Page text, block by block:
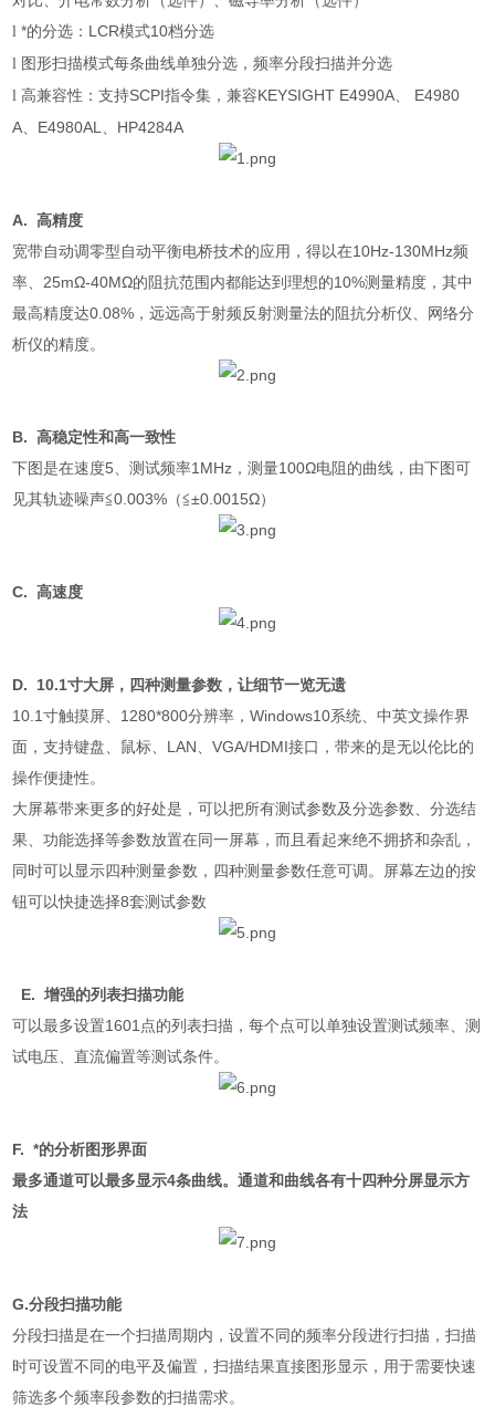
l *的分选： LCR模式10档分选
l 图形扫描模式每条曲线单独分选，频率分段扫描并分选
l 高兼容性：支持SCPI指令集，兼容KEYSIGHT E4990A
E4980
A
E4980AL HP4284A
A. 高精度
宽带自动调零型自动平衡电桥技术的应用，得以在10Hz-130MHz频
率、 25mΩ-40MΩ的阻抗范围内都能达到理想的10%测量精度，其中
最高精度达0.08% ，远远高于射频反射测量法的阻抗分析仪、网络分
析仪的精度。
B. 高稳定性和高一致性
下图是在速度5 、测试频率1MHz ，测量100Ω电阻的曲线，由下图可
见其轨迹噪声≦0.003% （≦±0.0015Ω）
C. 高速度
D. 10.1寸大屏，四种测量参数，让细节一览无遗
10.1寸触摸屏、 1280*800分辨率，Windows10系统、中英文操作界
面，支持键盘、鼠标、 LAN 、VGA/HDMI接口，带来的是无以伦比的
操作便捷性。
大屏幕带来更多的好处是，可以把所有测试参数及分选参数、分选结
果、功能选择等参数放置在同一屏幕，而且看起来绝不拥挤和杂乱，
同时可以显示四种测量参数，四种测量参数任意可调。屏幕左边的按
钮可以快捷选择8套测试参数
E. 增强的列表扫描功能
可以最多设置1601 点的列表扫描，每个点可以单独设置测试频率、测
试电压、直流偏置等测试条件。
F. *的分析图形界面
最多通道可以最多显示4条曲线。通道和曲线各有十四种分屏显示方
法
G.分段扫描功能
分段扫描是在一个扫描周期内，设置不同的频率分段进行扫描，扫描
时可设置不同的电平及偏置，扫描结果直接图形显示，用于需要快速
筛选多个频率段参数的扫描需求。